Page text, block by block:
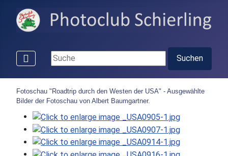
Suchen ...
Suchen
Fotoschau "Roadtrip durch den Westen der USA" - Ausgewählte
Bilder der Fotoschau von Albert Baumgartner.